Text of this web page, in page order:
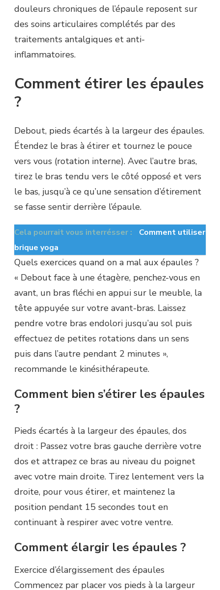
douleurs chroniques de l’épaule reposent sur
des soins articulaires complétés par des
traitements antalgiques et anti-
inflammatoires.
Comment étirer les épaules
?
Debout, pieds écartés à la largeur des épaules.
Étendez le bras à étirer et tournez le pouce
vers vous (rotation interne). Avec l’autre bras,
tirez le bras tendu vers le côté opposé et vers
le bas, jusqu’à ce qu’une sensation d’étirement
se fasse sentir derrière l’épaule.
Cela pourrait vous interrésser :
Comment utiliser
brique yoga
Quels exercices quand on a mal aux épaules ?
« Debout face à une étagère, penchez-vous en
avant, un bras fléchi en appui sur le meuble, la
tête appuyée sur votre avant-bras. Laissez
pendre votre bras endolori jusqu’au sol puis
effectuez de petites rotations dans un sens
puis dans l’autre pendant 2 minutes »,
recommande le kinésithérapeute.
Comment bien s’étirer les épaules
?
Pieds écartés à la largeur des épaules, dos
droit : Passez votre bras gauche derrière votre
dos et attrapez ce bras au niveau du poignet
avec votre main droite. Tirez lentement vers la
droite, pour vous étirer, et maintenez la
position pendant 15 secondes tout en
continuant à respirer avec votre ventre.
Comment élargir les épaules ?
Exercice d’élargissement des épaules
Commencez par placer vos pieds à la largeur